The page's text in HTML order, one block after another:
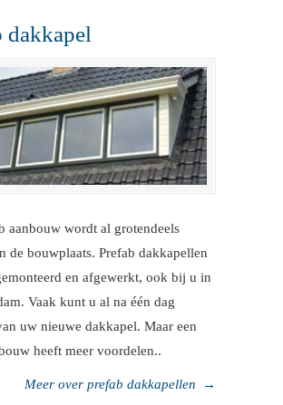
dakkapel
aanbouw wordt al grotendeels
de bouwplaats. Prefab dakkapellen
en afgewerkt, ook bij u in
Vaak kunt u al na één dag
uw nieuwe dakkapel. Maar een
heeft meer voordelen..
Meer over prefab dakkapellen →